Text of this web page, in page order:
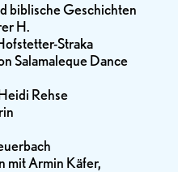
biblische Geschichten
H.
Straka
Salamaleque Dance
Rehse
mit Armin Käfer,